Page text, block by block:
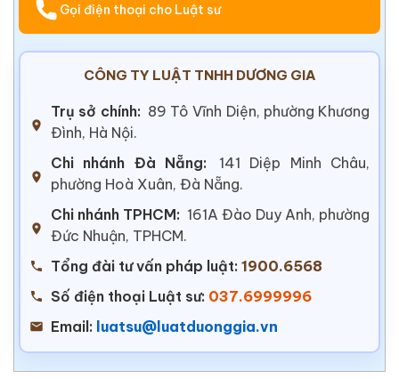
Gọi điện thoại cho Luật sư
CÔNG TY LUẬT TNHH DƯƠNG GIA
Trụ sở chính: 89 Tô Vĩnh Diện, phường Khương
Đình, Hà Nội.
Chi nhánh Đà Nẵng:
141 Diệp Minh Châu,
phường Hoà Xuân, Đà Nẵng.
Chi nhánh TPHCM: 161A Đào Duy Anh, phường
Đức Nhuận, TPHCM.
Tổng đài tư vấn pháp luật: 1900.6568
Số điện thoại Luật sư: 037.6999996
Email: luatsu@luatduonggia.vn